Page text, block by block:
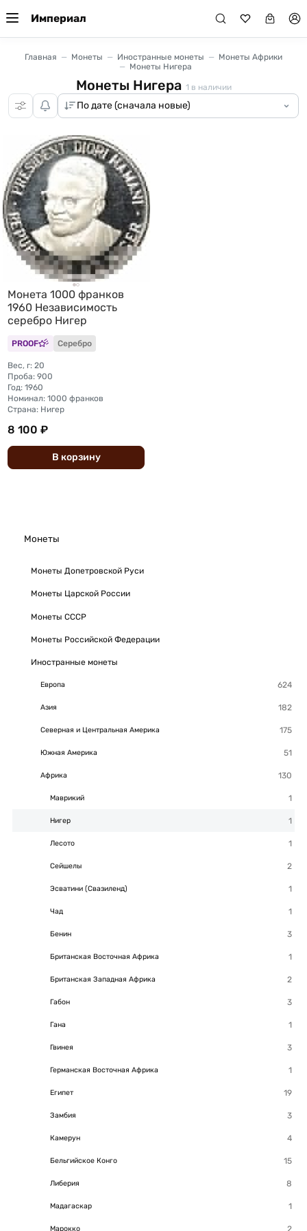
Империал
Монеты
Монеты Допетровской Руси
Монеты Царской России
Монеты СССР
Монеты Российской Федерации
Иностранные монеты
Европа
Азия
Северная и Центральная Америка
Южная Америка
Африка
Маврикий
Нигер
Лесото
Сейшелы
Эсватини (Свазиленд)
Чад
Бенин
Британская Восточная Африка
Британская Западная Африка
Габон
Гана
Гвинея
Германская Восточная Африка
Египет
Замбия
Камерун
Бельгийское Конго
Либерия
Мадагаскар
Марокко
Главная Монеты Иностранные монеты
Монеты Африки
Монеты Нигера
Монеты Нигера 1 в наличии
Монета 1000 франков
1960 Независимость
серебро Нигер
PROOF Серебро
Вес, г: 20
Проба: 900
Год: 1960
Номинал: 1000 франков
Страна: Нигер
8 100 ₽
В корзину